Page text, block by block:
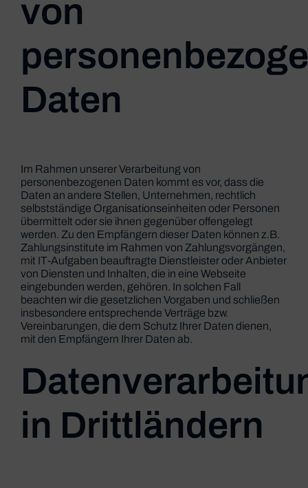
von
Daten
Im Rahmen unserer Verarbeitung von
personenbezogenen Daten kommt es vor, dass die
Daten an andere Stellen, Unternehmen, rechtlich
selbstständige Organisationseinheiten oder Personen
übermittelt oder sie ihnen gegenüber offengelegt
werden. Zu den Empfängern dieser Daten können z.B.
Zahlungsinstitute im Rahmen von Zahlungsvorgängen,
mit IT-Aufgaben beauftragte Dienstleister oder Anbieter
von Diensten und Inhalten, die in eine Webseite
eingebunden werden, gehören. In solchen Fall
beachten wir die gesetzlichen Vorgaben und schließen
insbesondere entsprechende Verträge bzw.
Vereinbarungen, die dem Schutz Ihrer Daten dienen,
mit den Empfängern Ihrer Daten ab.
in Drittländern